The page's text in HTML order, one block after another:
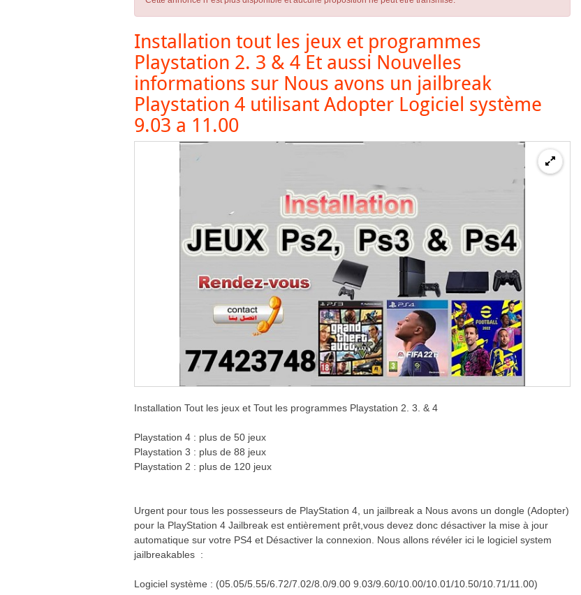
Installation tout les jeux et programmes
Playstation 2. 3 & 4 Et aussi Nouvelles
informations sur Nous avons un jailbreak
Playstation 4 utilisant Adopter Logiciel système
9.03 a 11.00
Installation Tout les jeux et Tout les programmes Playstation 2. 3. & 4
Playstation 4 : plus de 50 jeux
Playstation 3 : plus de 88 jeux
Playstation 2 : plus de 120 jeux
Urgent pour tous les possesseurs de PlayStation 4, un jailbreak a Nous avons un dongle (Adopter)
pour la PlayStation 4 Jailbreak est entièrement prêt,vous devez donc désactiver la mise à jour
automatique sur votre PS4 et Désactiver la connexion. Nous allons révéler ici le logiciel system
jailbreakables :
Logiciel système : (05.05/5.55/6.72/7.02/8.0/9.00 9.03/9.60/10.00/10.01/10.50/10.71/11.00)